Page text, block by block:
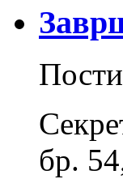
бр.